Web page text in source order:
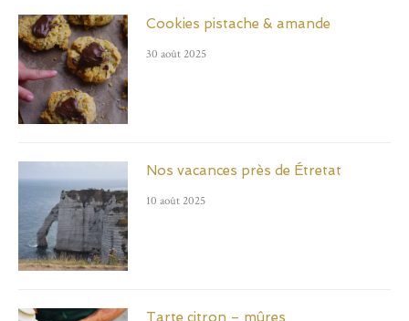
Cookies pistache & amande
30 août 2025
Nos vacances près de Étretat
10 août 2025
Tarte citron – mûres